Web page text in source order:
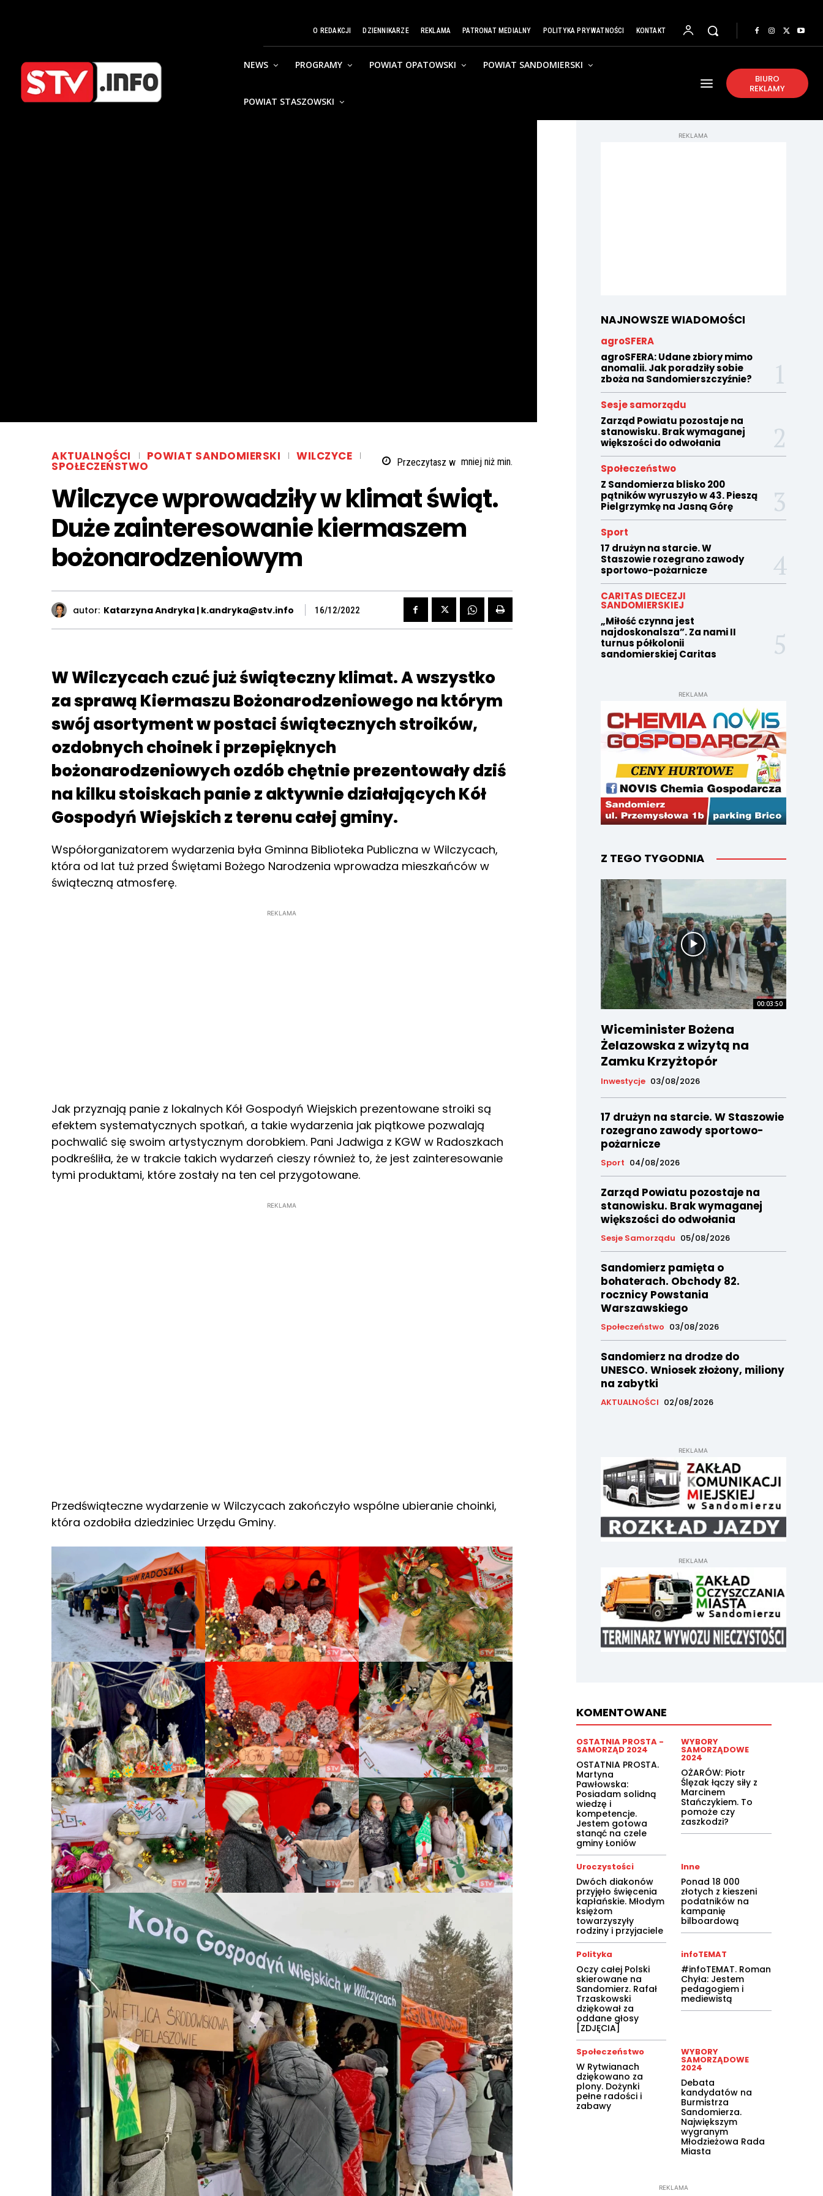
O REDAKCJI DZIENNIKARZE REKLAMA PATRONAT MEDIALNY POLITYKA PRYWATNOŚCI KONTAKT
NEWS PROGRAMY POWIAT OPATOWSKI POWIAT SANDOMIERSKI
POWIAT STASZOWSKI
BIURO
REKLAMY
AKTUALNOŚCI POWIAT SANDOMIERSKI WILCZYCE
SPOŁECZEŃSTWO Przeczytasz w mniej niżmin.
Wilczyce wprowadziły w klimat świąt.
Duże zainteresowanie kiermaszem
bożonarodzeniowym
autor: Katarzyna Andryka | k.andryka@stv.info 16/12/2022
W Wilczycach czuć już świąteczny klimat. A wszystko
za sprawą Kiermaszu Bożonarodzeniowego na którym
swój asortyment w postaci świątecznych stroików,
ozdobnych choinek i przepięknych
bożonarodzeniowych ozdób chętnie prezentowały dziś
na kilku stoiskach panie z aktywnie działających Kół
Gospodyń Wiejskich z terenu całej gminy.
Współorganizatorem wydarzenia była Gminna Biblioteka Publiczna w Wilczycach,
która od lat tuż przed Świętami Bożego Narodzenia wprowadza mieszkańców w
świąteczną atmosferę.
REKLAMA
Jak przyznają panie z lokalnych Kół Gospodyń Wiejskich prezentowane stroiki są
efektem systematycznych spotkań, a takie wydarzenia jak piątkowe pozwalają
pochwalić się swoim artystycznym dorobkiem. Pani Jadwiga z KGW w Radoszkach
podkreśliła, że w trakcie takich wydarzeń cieszy również to, że jest zainteresowanie
tymi produktami, które zostały na ten cel przygotowane.
REKLAMA
Przedświąteczne wydarzenie w Wilczycach zakończyło wspólne ubieranie choinki,
która ozdobiła dziedziniec Urzędu Gminy.
REKLAMA
NAJNOWSZE WIADOMOŚCI
agroSFERA
agroSFERA: Udane zbiory mimo
anomalii. Jak poradziły sobie
zboża na Sandomierszczyźnie?
Sesje samorządu
Zarząd Powiatu pozostaje na
stanowisku. Brak wymaganej
większości do odwołania
Społeczeństwo
Z Sandomierza blisko 200
pątników wyruszyło w 43. Pieszą
Pielgrzymkę na Jasną Górę
Sport
17 drużyn na starcie. W
Staszowie rozegrano zawody
sportowo-pożarnicze
CARITAS DIECEZJI
SANDOMIERSKIEJ
„Miłość czynna jest
najdoskonalsza”. Za nami II
turnus półkolonii
sandomierskiej Caritas
REKLAMA
Z TEGO TYGODNIA
00:03:50
Wiceminister Bożena
Żelazowska z wizytą na
Zamku Krzyżtopór
Inwestycje 03/08/2026
17 drużyn na starcie. W Staszowie
rozegrano zawody sportowo-
pożarnicze
Sport 04/08/2026
Zarząd Powiatu pozostaje na
stanowisku. Brak wymaganej
większości do odwołania
Sesje Samorządu 05/08/2026
Sandomierz pamięta o
bohaterach. Obchody 82.
rocznicy Powstania
Warszawskiego
Społeczeństwo 03/08/2026
Sandomierz na drodze do
UNESCO. Wniosek złożony, miliony
na zabytki
AKTUALNOŚCI 02/08/2026
REKLAMA
REKLAMA
KOMENTOWANE
OSTATNIA PROSTA -
SAMORZĄD 2024
OSTATNIA PROSTA.
Martyna
Pawłowska:
Posiadam solidną
wiedzę i
kompetencje.
Jestem gotowa
stanąć na czele
gminy Łoniów
WYBORY
SAMORZĄDOWE
2024
OŻARÓW: Piotr
Ślęzak łączy siły z
Marcinem
Stańczykiem. To
pomoże czy
zaszkodzi?
Uroczystości
Dwóch diakonów
przyjęło święcenia
kapłańskie. Młodym
księżom
towarzyszyły
rodziny i przyjaciele
Inne
Ponad 18 000
złotych z kieszeni
podatników na
kampanię
bilboardową
Polityka
Oczy całej Polski
skierowane na
Sandomierz. Rafał
Trzaskowski
dziękował za
oddane głosy
[ZDJĘCIA]
infoTEMAT
#infoTEMAT. Roman
Chyła: Jestem
pedagogiem i
mediewistą
Społeczeństwo
W Rytwianach
dziękowano za
plony. Dożynki
pełne radości i
zabawy
WYBORY
SAMORZĄDOWE
2024
Debata
kandydatów na
Burmistrza
Sandomierza.
Największym
wygranym
Młodzieżowa Rada
Miasta
REKLAMA